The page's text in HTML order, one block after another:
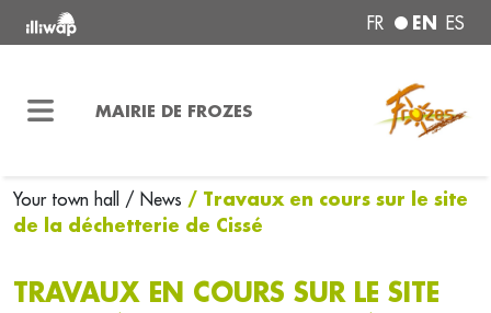
FR EN ES
MAIRIE DE FROZES
Your town hall / News / Travaux en cours sur le site
de la déchetterie de Cissé
TRAVAUX EN COURS SUR LE SITE